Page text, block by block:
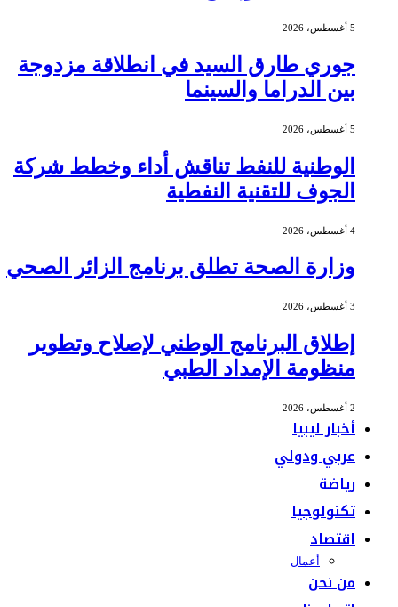
جوري طارق السيد في انطلاقة مزدوجة
بين الدراما والسينما
الوطنية للنفط تناقش أداء وخطط شركة
الجوف للتقنية النفطية
وزارة الصحة تطلق برنامج الزائر الصحي
إطلاق البرنامج الوطني لإصلاح وتطوير
منظومة الإمداد الطبي
أخبار ليبيا
عربي ودولي
رياضة
تكنولوجيا
اقتصاد
أعمال
من نحن